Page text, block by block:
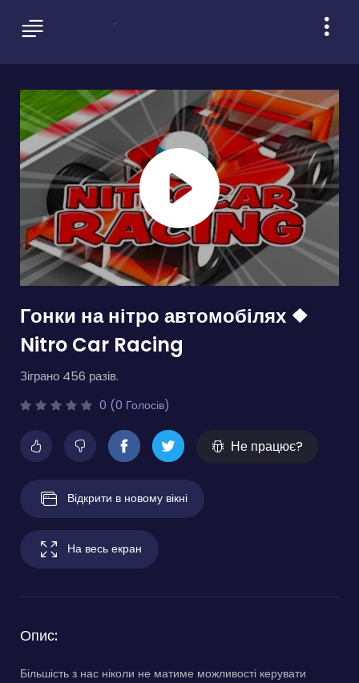
Гонки на нітро автомобілях ❖
Nitro Car Racing
Зіграно 456 разів.
0 (0 Голосів)
Не працює?
Відкрити в новому вікні
На весь екран
Опис:
Більшість з нас ніколи не матиме можливості керувати